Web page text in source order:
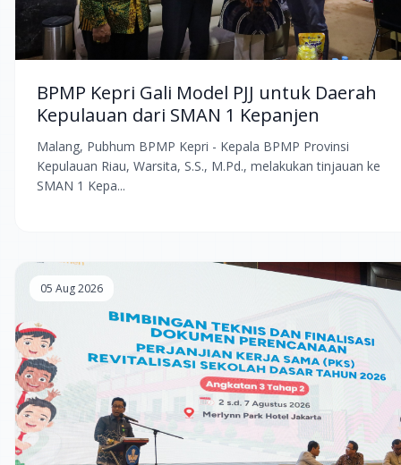
BPMP Kepri Gali Model PJJ untuk Daerah
Kepulauan dari SMAN 1 Kepanjen
Malang, Pubhum BPMP Kepri - Kepala BPMP Provinsi
Kepulauan Riau, Warsita, S.S., M.Pd., melakukan tinjauan ke
SMAN 1 Kepa...
05 Aug 2026